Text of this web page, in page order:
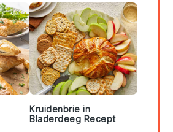
Kruidenbrie in
Bladerdeeg Recept